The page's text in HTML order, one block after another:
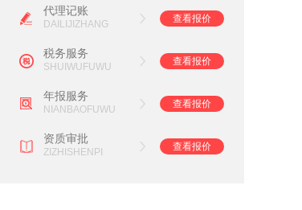
代理记账
DAILIJIZHANG
查看报价
税务服务
SHUIWUFUWU
查看报价
年报服务
NIANBAOFUWU
查看报价
资质审批
ZIZHISHENPI
查看报价